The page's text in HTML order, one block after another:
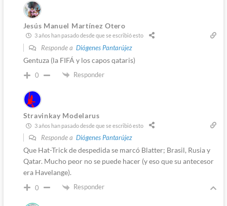
Jesús Manuel Martínez Otero
3 años han pasado desde que se escribió esto
Responde a Diógenes Pantarújez
Gentuza (la FIFÁ y los capos qataris)
0 Responder
Stravinkay Modelarus
3 años han pasado desde que se escribió esto
Responde a Diógenes Pantarújez
Que Hat-Trick de despedida se marcó Blatter; Brasil, Rusia y
Qatar. Mucho peor no se puede hacer (y eso que su antecesor
era Havelange).
0 Responder